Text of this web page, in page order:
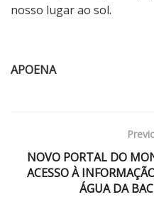
nosso lugar ao sol.
APOENA
NOVO PORTAL DO
ACESSO À
ÁGUA DA